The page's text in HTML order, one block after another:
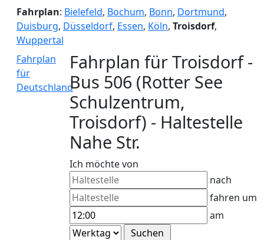
Fahrplan: Bielefeld, Bochum, Bonn, Dortmund,
Duisburg, Düsseldorf, Essen, Köln, Troisdorf,
Wuppertal
Fahrplan
für
Deutschland
Fahrplan für Troisdorf -
Bus 506 (Rotter See
Schulzentrum,
Troisdorf) - Haltestelle
Nahe Str.
Ich möchte von
nach
fahren um
am